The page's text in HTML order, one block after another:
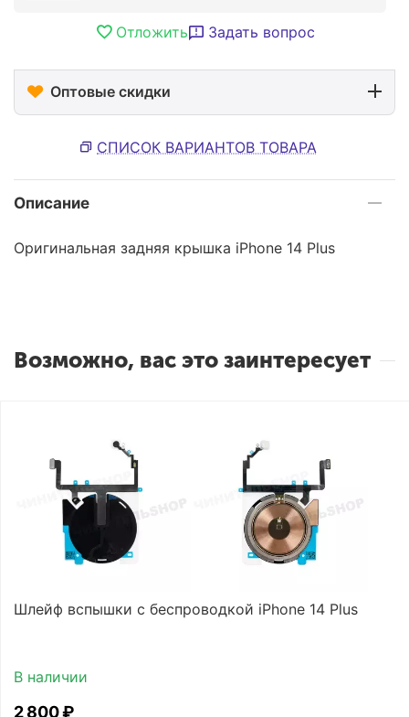
Отложить Задать вопрос
Оптовые скидки
СПИСОК ВАРИАНТОВ ТОВАРА
Описание
Оригинальная задняя крышка iPhone 14 Plus
Возможно, вас это заинтересует
Шлейф вспышки с беспроводкой iPhone 14 Plus
В наличии
2 800₽